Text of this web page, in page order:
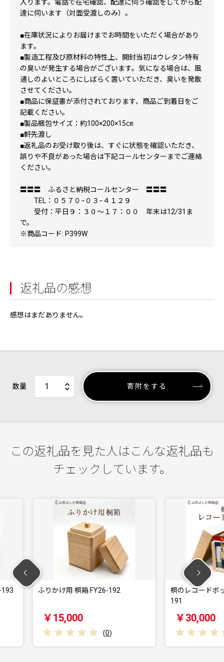
入ります。電話で在宅確認、配達に伺う確認をしてから配
達に伺います（対面受渡しのみ）。
■在庫状況によりお届けまでお時間をいただく場合があり
ます。
■製造工程及び原材料の特性上、開封当初はウレタン特有
の臭いが発生する場合がございます。気になる場合は、風
通しのよいところにしばらく置いていただき、臭いを発散
させてください。
■商品に保証書が添付されております、商品ご到着日をご
記載ください。
■製品梱包サイズ：約100×200×15㎝
■軒先渡し
■返礼品のお受け取り後は、すぐに状態を確認いただき、
誤りや不良があった場合は下記コールセンターまでご連絡
ください。
〓〓〓 ふるさと納税コールセンター 〓〓〓
TEL：０５７０−０３−４１２９
受付：平日９：３０～１７：００ 年末は12/31ま
で。
※商品コード: P399W
返礼品の感想
感想はまだありません。
数量 寄附をする
この返礼品を見た人はこんな返礼品も
チェックしています。
192
桐のレコードボックス(EP用) FY26-
￥30,000
桐の
￥